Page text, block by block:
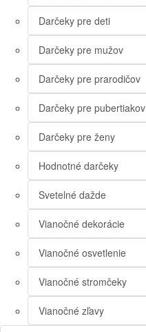
Darčeky pre deti
Darčeky pre mužov
Darčeky pre prarodičov
Darčeky pre pubertiakov
Darčeky pre ženy
Hodnotné darčeky
Svetelné dažde
Vianočné dekorácie
Vianočné osvetlenie
Vianočné stromčeky
Vianočné zľavy